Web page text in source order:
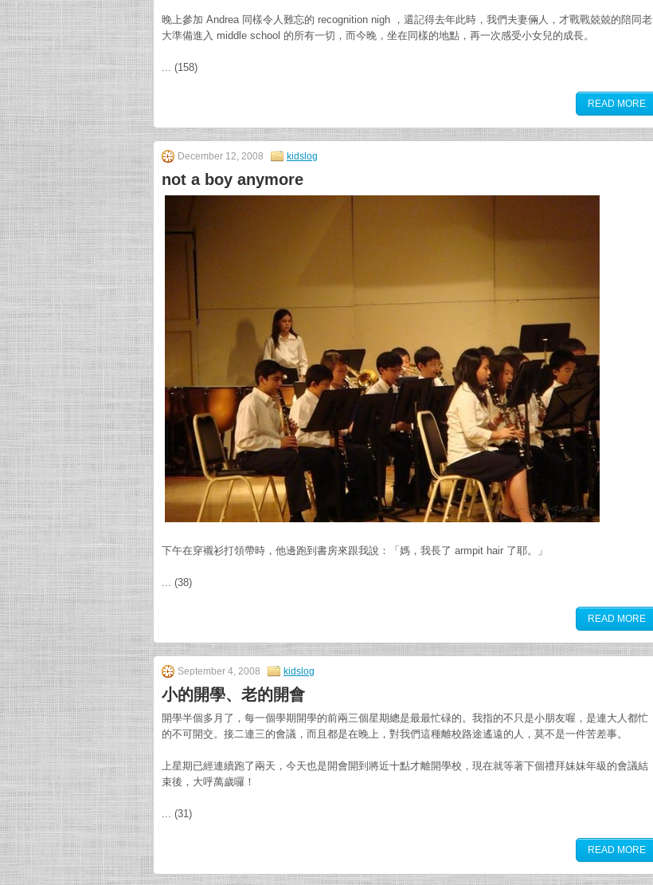
晚上參加 Andrea 同樣令人難忘的 recognition nigh ，還記得去年此時，我們夫妻倆人，才戰戰兢兢的陪同老
大準備進入 middle school 的所有一切，而今晚，坐在同樣的地點，再一次感受小女兒的成長。
... (158)
READ MORE
December 12, 2008 kidslog
not a boy anymore
下午在穿襯衫打領帶時，他邊跑到書房來跟我說：「媽，我長了 armpit hair 了耶。」
... (38)
READ MORE
September 4, 2008 kidslog
小的開學、老的開會
開學半個多月了，每一個學期開學的前兩三個星期總是最最忙碌的。我指的不只是小朋友喔，是連大人都忙
的不可開交。接二連三的會議，而且都是在晚上，對我們這種離校路途遙遠的人，莫不是一件苦差事。
上星期已經連續跑了兩天，今天也是開會開到將近十點才離開學校，現在就等著下個禮拜妹妹年級的會議結
束後，大呼萬歲囉！
... (31)
READ MORE